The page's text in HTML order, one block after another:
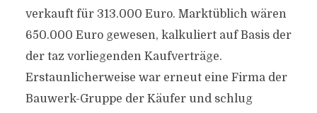
verkauft für 313.000 Euro. Marktüblich wären
650.000 Euro gewesen, kalkuliert auf Basis der
der taz vorliegenden Kaufverträge.
Erstaunlicherweise war erneut eine Firma der
Bauwerk-Gruppe der Käufer und schlug